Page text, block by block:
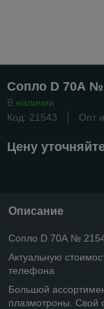
Сопло D 70А №
В наличии
Код: 21543
Опт
Цену
Описание
Сопло D 70А №
Актуальную
телефона
Большой
плазмотроны. Свой